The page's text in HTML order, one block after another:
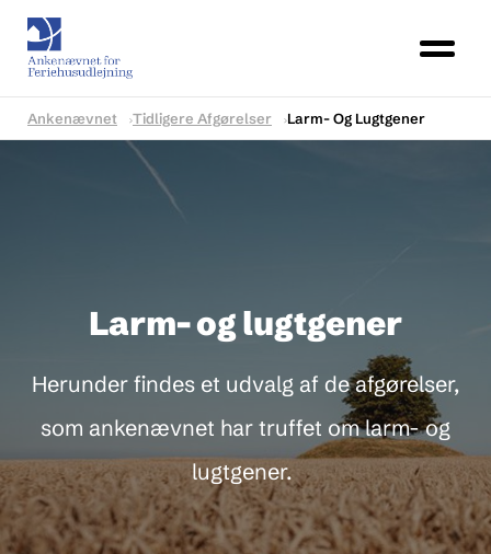
Ankenævnet Tidligere Afgørelser Larm- Og Lugtgener
Larm- og lugtgener
Herunder findes et udvalg af de afgørelser,
som ankenævnet har truffet om larm- og
lugtgener.